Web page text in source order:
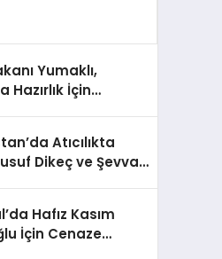
Yumaklı,
Hazırlık İçin
Atıcılıkta
Dikeç ve Şevval
Hafız Kasım
İçin Cenaze